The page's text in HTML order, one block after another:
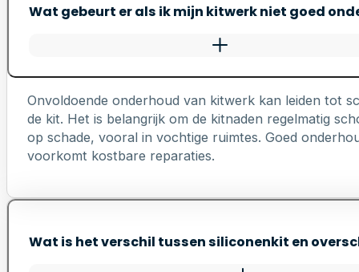
Wat gebeurt er als ik mijn kitwerk niet goed
Onvoldoende onderhoud van kitwerk kan leiden tot
de kit. Het is belangrijk om de kitnaden regelmatig
op schade, vooral in vochtige ruimtes. Goed
voorkomt kostbare reparaties.
Wat is het verschil tussen siliconenkit en